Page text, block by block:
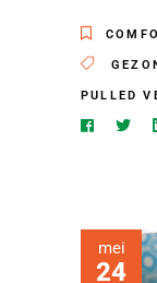
PULLED
mei
24